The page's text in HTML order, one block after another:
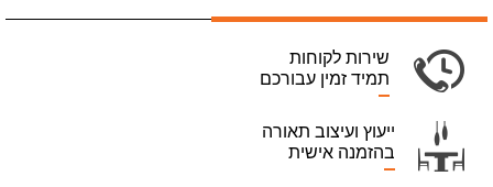
שירות לקוחות
תמיד זמין עבורכם
ייעוץ ועיצוב תאורה
בהזמנה אישית